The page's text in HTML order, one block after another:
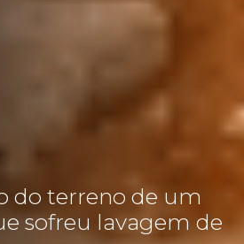
do terreno de um
sofreu lavagem de